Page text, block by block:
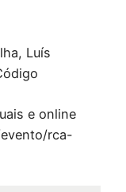
Luís
e online
rca-